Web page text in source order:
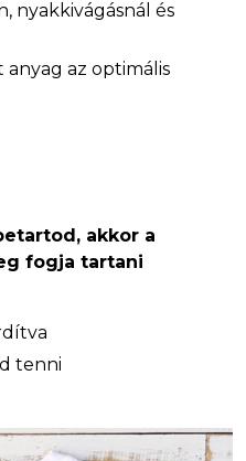
nyakkivágásnál és
az optimális
akkor a
fogja tartani
tenni